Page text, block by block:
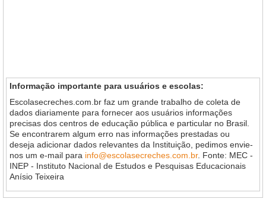
Informação importante para usuários e escolas:
Escolasecreches.com.br faz um grande trabalho de coleta de
dados diariamente para fornecer aos usuários informações
precisas dos centros de educação pública e particular no Brasil.
Se encontrarem algum erro nas informações prestadas ou
deseja adicionar dados relevantes da Instituição, pedimos envie-
nos um e-mail para info@escolasecreches.com.br. Fonte: MEC -
INEP - Instituto Nacional de Estudos e Pesquisas Educacionais
Anísio Teixeira